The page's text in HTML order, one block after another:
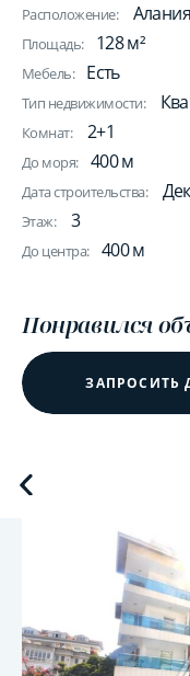
Расположение:
Площадь: 128 м²
Мебель: Есть
Тип недвижимости:
Комнат: 2+1
До моря: 400 м
Дата строительства:
Этаж: 3
До центра: 400 м
Понравился
ЗАПРОСИТЬ